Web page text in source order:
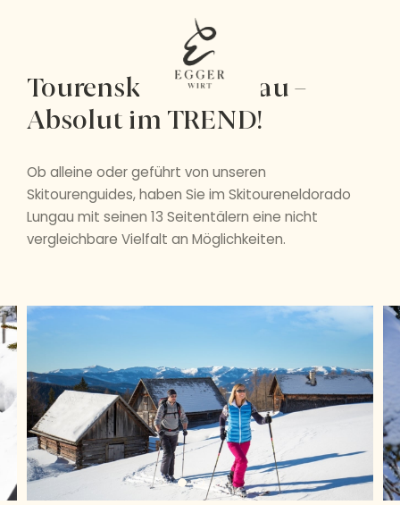
Tourenski im Lungau –
Absolut im TREND!
Ob alleine oder geführt von unseren
Skitourenguides, haben Sie im Skitoureneldorado
Lungau mit seinen 13 Seitentälern eine nicht
vergleichbare Vielfalt an Möglichkeiten.